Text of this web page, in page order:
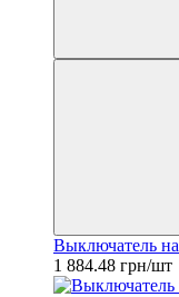
Выключатель
1 884.48 грн/шт